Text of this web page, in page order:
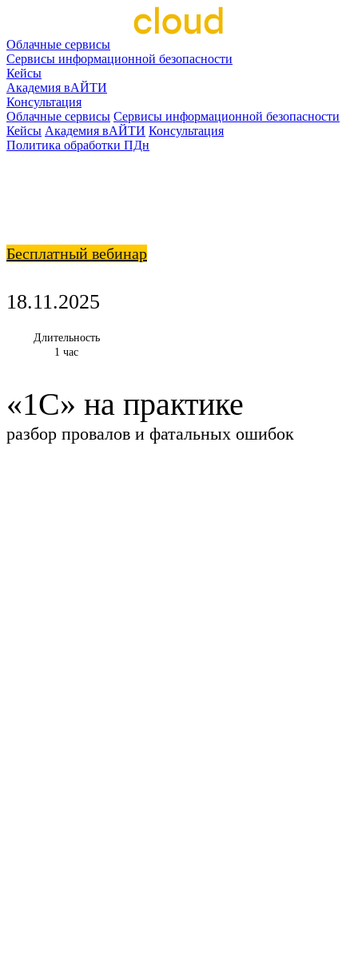
Облачные сервисы
Сервисы информационной безопасности
Кейсы
Академия вАЙТИ
Консультация
Облачные сервисы Сервисы информационной безопасности
Кейсы Академия вАЙТИ Консультация
Политика обработки ПДн
Бесплатный вебинар
18.11.2025
Длительность
1 час
«1С» на практике
разбор провалов и фатальных ошибок